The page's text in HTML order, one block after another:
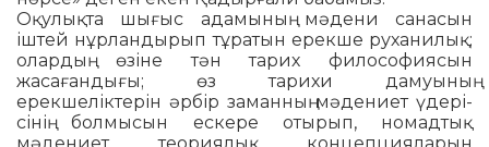
Оқулықта шығыс адамының мә­дени санасын
іштей нұр­лан­дырып тұратын ерекше рухани­лық;
олардың өзіне тән тарих фи­лософиясын
жасағандығы; өз тарихи дамуының
ерекшеліктерін әр­бір заманның мәдениет үдері­
сінің болмысын ескере отырып, номадтық